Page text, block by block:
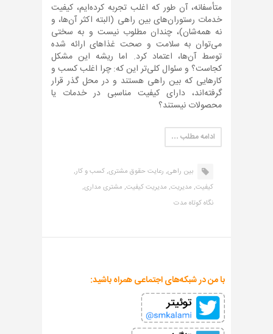
متأسفانه، آن طور که اغلب تجربه کرده‌ایم، کیفیت
خدمات رستوران‌های بین راهی (البته اکثر آن‌ها، و
نه همه‌شان)، چندان مطلوب نیست و به سختی
می‌توان به سلامت و صحت غذاهای ارائه شده
توسط آن‌ها، اعتماد کرد. اما ریشه این مشکل
کجاست؟ و سئوال کلی‌تر این که: چرا اغلب کسب و
کارهایی که بین راهی هستند و در محل گذر قرار
گرفته‌اند، دارای کیفیت مناسبی در خدمات یا
محصولات نیستند؟
ادامه مطلب …
بین راهی, رعایت حقوق مشتری,کسب و کار,
کیفیت, مدیریت, مدیریت کیفیت, مشتری مداری,
نگاه کوتاه مدت
با من در شبکه‌های اجتماعی همراه باشید: